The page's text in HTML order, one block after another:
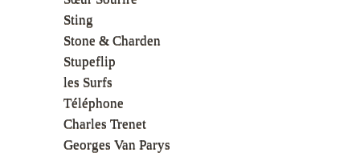
Sting
Stone & Charden
Stupeflip
les Surfs
Téléphone
Charles Trenet
Georges Van Parys